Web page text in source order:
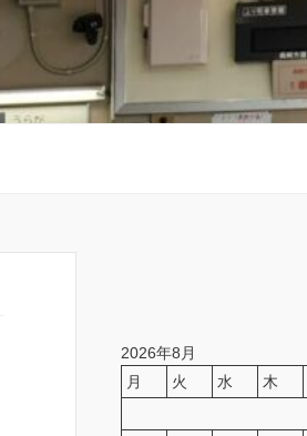
2026年8月
月
火 水 木